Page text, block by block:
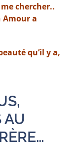
chercher..
Amour a
qu’il y a,
AU